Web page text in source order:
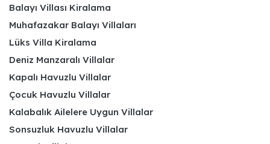
Balayı Villası Kiralama
Muhafazakar Balayı Villaları
Lüks Villa Kiralama
Deniz Manzaralı Villalar
Kapalı Havuzlu Villalar
Çocuk Havuzlu Villalar
Kalabalık Ailelere Uygun Villalar
Sonsuzluk Havuzlu Villalar